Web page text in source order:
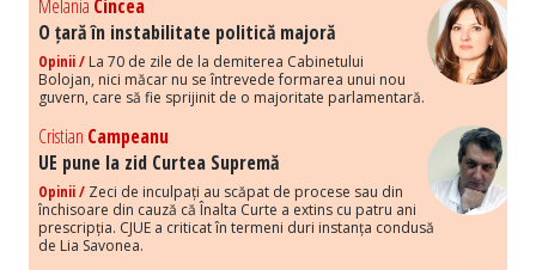
Melania Cincea
O țară în instabilitate politică majoră
Opinii / La 70 de zile de la demiterea Cabinetului
Bolojan, nici măcar nu se întrevede formarea unui nou
guvern, care să fie sprijinit de o majoritate parlamentară.
Cristian Campeanu
UE pune la zid Curtea Supremă
Opinii / Zeci de inculpați au scăpat de procese sau din
închisoare din cauză că Înalta Curte a extins cu patru ani
prescripția. CJUE a criticat în termeni duri instanța condusă
de Lia Savonea.